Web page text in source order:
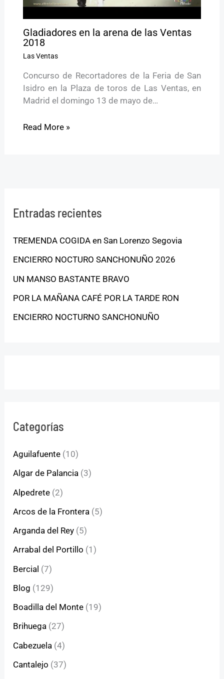
Gladiadores en la arena de las Ventas
2018
Las Ventas
Concurso de Recortadores de la Feria de San
Isidro en la Plaza de toros de Las Ventas, en
Madrid el domingo 13 de mayo de…
Read More »
Entradas recientes
TREMENDA COGIDA en San Lorenzo Segovia
ENCIERRO NOCTURO SANCHONUÑO 2026
UN MANSO BASTANTE BRAVO
POR LA MAÑANA CAFÉ POR LA TARDE RON
ENCIERRO NOCTURNO SANCHONUÑO
Categorías
Aguilafuente (10)
Algar de Palancia (3)
Alpedrete (2)
Arcos de la Frontera (5)
Arganda del Rey (5)
Arrabal del Portillo (1)
Bercial (7)
Blog (129)
Boadilla del Monte (19)
Brihuega (27)
Cabezuela (4)
Cantalejo (37)